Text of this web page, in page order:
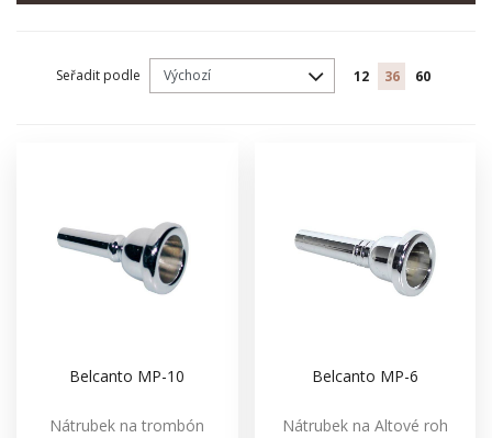
Seřadit podle 12 36 60
Belcanto MP-10
Nátrubek na trombón
Belcanto MP-6
Nátrubek na Altové roh